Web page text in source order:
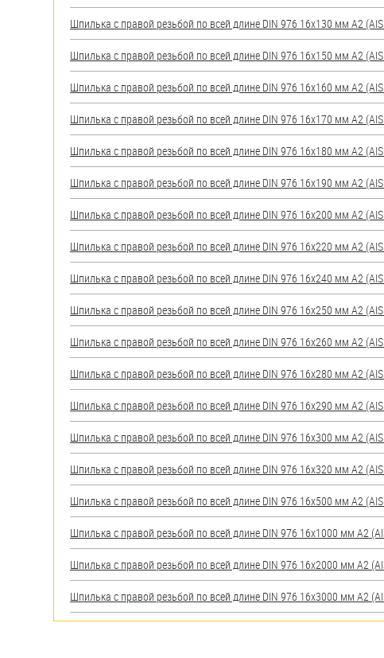
Шпилька с правой резьбой по всей длине DIN 976 16х130 мм А2
Шпилька с правой резьбой по всей длине DIN 976 16х150 мм А2
Шпилька с правой резьбой по всей длине DIN 976 16х160 мм А2
Шпилька с правой резьбой по всей длине DIN 976 16х170 мм А2
Шпилька с правой резьбой по всей длине DIN 976 16х180 мм А2
Шпилька с правой резьбой по всей длине DIN 976 16х190 мм А2
Шпилька с правой резьбой по всей длине DIN 976 16х200 мм А2
Шпилька с правой резьбой по всей длине DIN 976 16х220 мм А2
Шпилька с правой резьбой по всей длине DIN 976 16х240 мм А2
Шпилька с правой резьбой по всей длине DIN 976 16х250 мм А2
Шпилька с правой резьбой по всей длине DIN 976 16х260 мм А2
Шпилька с правой резьбой по всей длине DIN 976 16х280 мм А2
Шпилька с правой резьбой по всей длине DIN 976 16х290 мм А2
Шпилька с правой резьбой по всей длине DIN 976 16х300 мм А2
Шпилька с правой резьбой по всей длине DIN 976 16х320 мм А2
Шпилька с правой резьбой по всей длине DIN 976 16х500 мм А2
Шпилька с правой резьбой по всей длине DIN 976 16х1000 мм А2
Шпилька с правой резьбой по всей длине DIN 976 16х2000 мм А2
Шпилька с правой резьбой по всей длине DIN 976 16х3000 мм А2